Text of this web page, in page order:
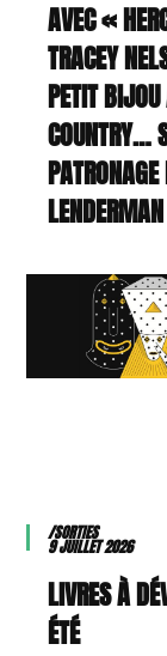
AVEC «
TRACEY
PETIT
COUNTRY…
LENDERMAN
/SORTIES
9 JUILLET 2026
9 LIVRES À
ÉTÉ